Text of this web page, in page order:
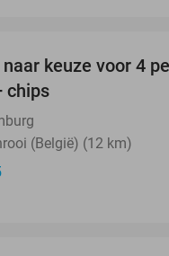
keuze voor 4
chips
(België) (12 km)